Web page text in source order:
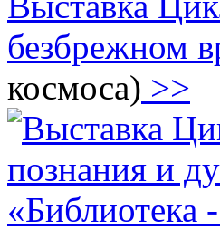
безбрежном
космоса) >>